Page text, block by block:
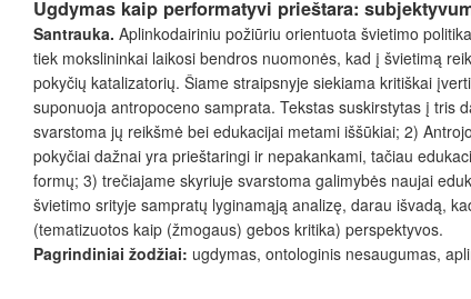
Ugdymas kaip performatyvi prieštara:
Santrauka. Aplinkodairiniu požiūriu orientuota švietimo
tiek mokslininkai laikosi bendros nuomonės, kad į švietimą
pokyčių katalizatorių. Šiame straipsnyje siekiama kritiškai
suponuoja antropoceno samprata. Tekstas suskirstytas į tris
svarstoma jų reikšmė bei edukacijai metami iššūkiai; 2)
pokyčiai dažnai yra prieštaringi ir nepakankami, tačiau
formų; 3) trečiajame skyriuje svarstoma galimybės naujai
švietimo srityje sampratų lyginamąją analizę, darau išvadą,
(tematizuotos kaip (žmogaus) gebos kritika) perspektyvos.
Pagrindiniai žodžiai: ugdymas, ontologinis nesaugumas,